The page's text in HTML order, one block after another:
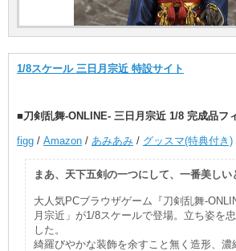
1/8スケール 三日月宗近 特設サイト
■刀剣乱舞-ONLINE- 三日月宗近 1/8 完成品フ
figg / Amazon / あみあみ / グッスマ(特典付き)
まあ、天下五剣の一つにして、一番美しい
大人気PCブラウザゲーム『刀剣乱舞-
月宗近」が1/8スケールで登場。立ち姿を
した。
綺羅びやかな装飾を余すこと無く造形、濃